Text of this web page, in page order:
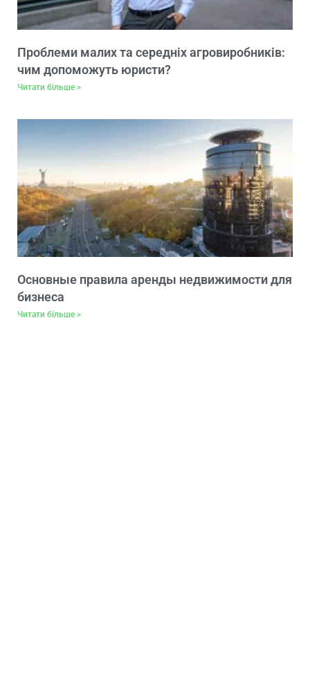
Проблеми малих та середніх агровиробників:
чим допоможуть юристи?
Читати більше >
Основные правила аренды недвижимости для
бизнеса
Читати більше >